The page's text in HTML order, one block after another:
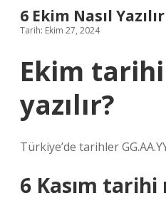
6 Ekim Nasıl Yazılır
Tarih: Ekim 27, 2024
Ekim tarihi
yazılır?
Türkiye’de tarihler
6 Kasım tarihi